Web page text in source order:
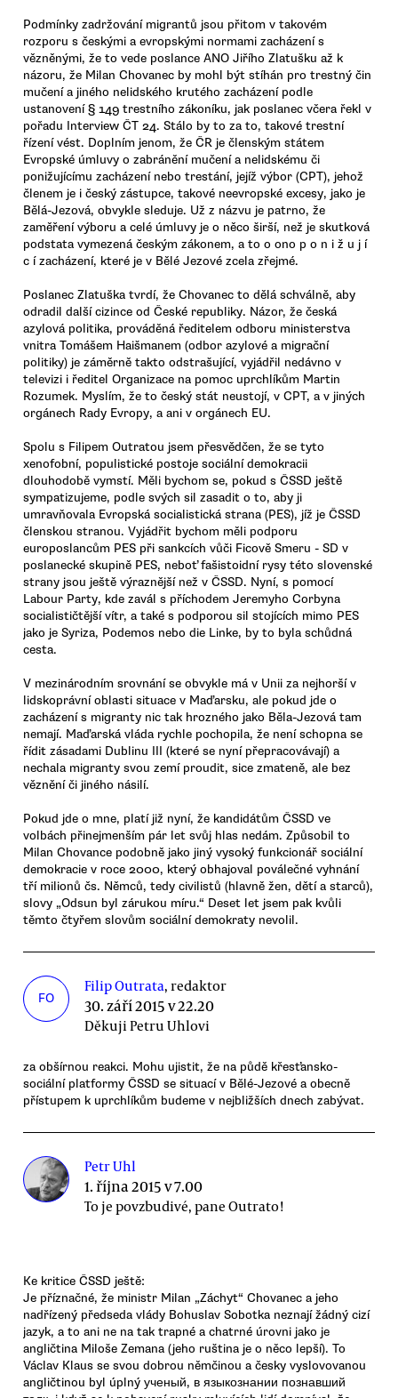
Podmínky zadržování migrantů jsou přitom v takovém
rozporu s českými a evropskými normami zacházení s
vězněnými, že to vede poslance ANO Jiřího Zlatušku až k
názoru, že Milan Chovanec by mohl být stíhán pro trestný čin
mučení a jiného nelidského krutého zacházení podle
ustanovení § 149 trestního zákoníku, jak poslanec včera řekl v
pořadu Interview ČT 24. Stálo by to za to, takové trestní
řízení vést. Doplním jenom, že ČR je členským státem
Evropské úmluvy o zabránění mučení a nelidskému či
ponižujícímu zacházení nebo trestání, jejíž výbor (CPT), jehož
členem je i český zástupce, takové neevropské excesy, jako je
Bělá-Jezová, obvykle sleduje. Už z názvu je patrno, že
zaměření výboru a celé úmluvy je o něco širší, než je skutková
podstata vymezená českým zákonem, a to o ono p o n i ž u j í
c í zacházení, které je v Bělé Jezové zcela zřejmé.
Poslanec Zlatuška tvrdí, že Chovanec to dělá schválně, aby
odradil další cizince od České republiky. Názor, že česká
azylová politika, prováděná ředitelem odboru ministerstva
vnitra Tomášem Haišmanem (odbor azylové a migrační
politiky) je záměrně takto odstrašující, vyjádřil nedávno v
televizi i ředitel Organizace na pomoc uprchlíkům Martin
Rozumek. Myslím, že to český stát neustojí, v CPT, a v jiných
orgánech Rady Evropy, a ani v orgánech EU.
Spolu s Filipem Outratou jsem přesvědčen, že se tyto
xenofobní, populistické postoje sociální demokracii
dlouhodobě vymstí. Měli bychom se, pokud s ČSSD ještě
sympatizujeme, podle svých sil zasadit o to, aby ji
umravňovala Evropská socialistická strana (PES), jíž je ČSSD
členskou stranou. Vyjádřit bychom měli podporu
europoslancům PES při sankcích vůči Ficově Smeru - SD v
poslanecké skupině PES, neboť fašistoidní rysy této slovenské
strany jsou ještě výraznější než v ČSSD. Nyní, s pomocí
Labour Party, kde zavál s příchodem Jeremyho Corbyna
socialističtější vítr, a také s podporou sil stojících mimo PES
jako je Syriza, Podemos nebo die Linke, by to byla schůdná
cesta.
V mezinárodním srovnání se obvykle má v Unii za nejhorší v
lidskoprávní oblasti situace v Maďarsku, ale pokud jde o
zacházení s migranty nic tak hrozného jako Běla-Jezová tam
nemají. Maďarská vláda rychle pochopila, že není schopna se
řídit zásadami Dublinu III (které se nyní přepracovávají) a
nechala migranty svou zemí proudit, sice zmateně, ale bez
věznění či jiného násilí.
Pokud jde o mne, platí již nyní, že kandidátům ČSSD ve
volbách přinejmenším pár let svůj hlas nedám. Způsobil to
Milan Chovance podobně jako jiný vysoký funkcionář sociální
demokracie v roce 2000, který obhajoval poválečné vyhnání
tří milionů čs. Němců, tedy civilistů (hlavně žen, dětí a starců),
slovy „Odsun byl zárukou míru.“ Deset let jsem pak kvůli
těmto čtyřem slovům sociální demokraty nevolil.
FO
Filip Outrata, redaktor
30. září 2015 v 22.20
Děkuji Petru Uhlovi
za obšírnou reakci. Mohu ujistit, že na půdě křesťansko-
sociální platformy ČSSD se situací v Bělé-Jezové a obecně
přístupem k uprchlíkům budeme v nejbližších dnech zabývat.
Petr Uhl
1. října 2015 v 7.00
To je povzbudivé, pane Outrato!
Ke kritice ČSSD ještě:
Je příznačné, že ministr Milan „Záchyt“ Chovanec a jeho
nadřízený předseda vlády Bohuslav Sobotka neznají žádný cizí
jazyk, a to ani ne na tak trapné a chatrné úrovni jako je
angličtina Miloše Zemana (jeho ruština je o něco lepší). To
Václav Klaus se svou dobrou němčinou a česky vyslovovanou
angličtinou byl úplný ученый, в языкознании познавший